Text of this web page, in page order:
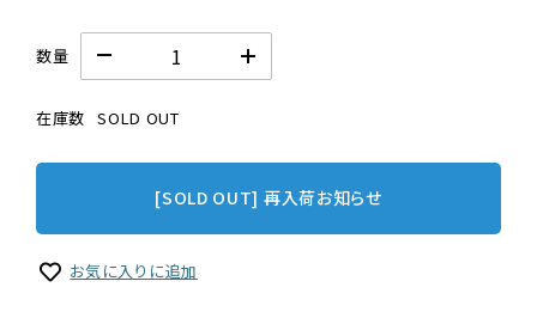
数量
在庫数 SOLD OUT
[SOLD OUT] 再入荷お知らせ
お気に入りに追加